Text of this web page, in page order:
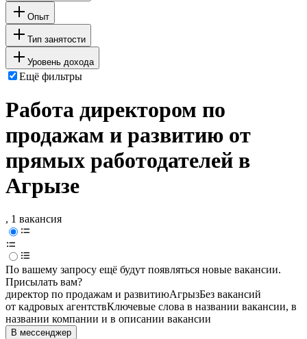
Опыт
Тип занятости
Уровень дохода
Ещё фильтры
Работа директором по
продажам и развитию от
прямых работодателей в
Агрызе
, 1 вакансия
По вашему запросу ещё будут появляться новые вакансии.
Присылать вам?
директор по продажам и развитиюАгрызБез вакансий
от кадровых агентствКлючевые слова в названии вакансии, в
названии компании и в описании вакансии
В мессенджер